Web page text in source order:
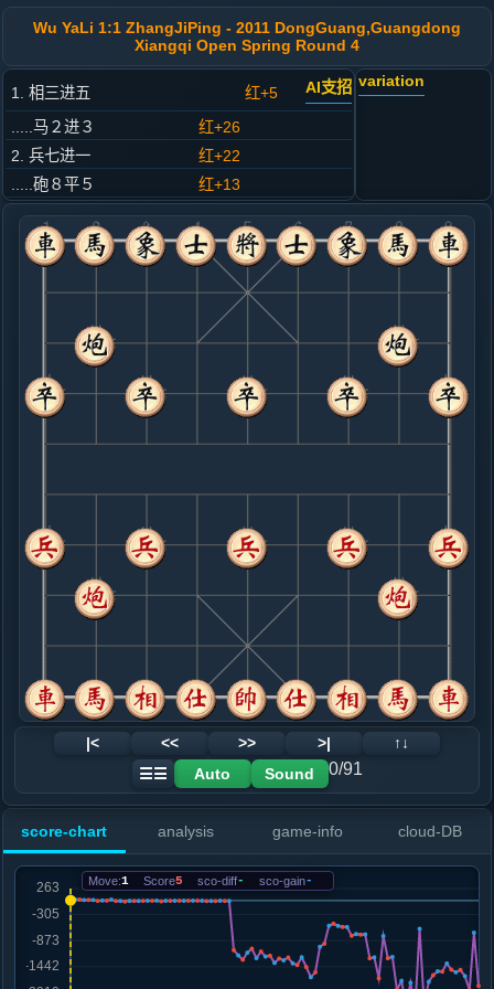
Wu YaLi 1:1 ZhangJiPing - 2011 DongGuang,Guangdong
Xiangqi Open Spring Round 4
1. 相三进五 红+5 AI支招
.....马２进３
红+26
2. 兵七进一
红+22
.....砲８平５
红+13
3. 马八进七
红+14
.....马８进７
红+14
4. 炮二平四
黑+6
.....车９平８
红+2
5. 仕四进五
红+0
.....砲５平６
6. 炮四进四
黑+8
马二进三
.....象３进５
黑+6
卒７进１
7. 炮四平七
黑+20
马二进三
8. 炮八平九
黑+6
.....车１平２
黑+6
砲２进６
9. 车九平八
黑+5
.....卒７进１
10. 车八进五
黑+3
车八进六
.....砲２平１
红+0
黑+15
车八进四
.....车８进４
黑+3
象５进３
12. 马二进三
黑+4
黑+3
13. 兵三进一
黑+3
.....车８平２
黑+2
15. 车一平二
黑+3
.....车２平３
黑+2
16. 马七进八
黑+10
马七进六
variation
|< << >> >|
↑↓
☰☰
Auto Sound 0/91
score-chart analysis game-info cloud-DB
Move:1 Score5 sco-diff- sco-gain-